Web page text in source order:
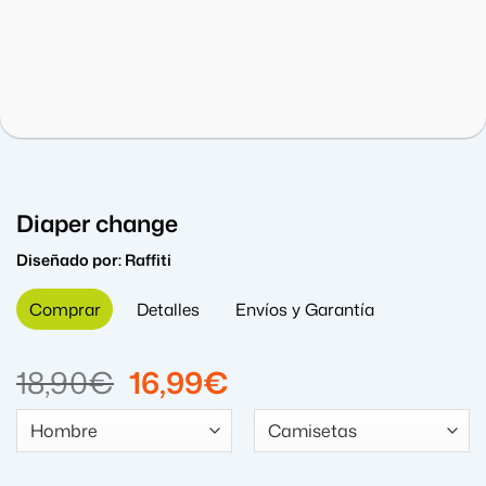
Diaper change
Diseñado por:Raffiti
Comprar Detalles Envíos y Garantía
18,90€ El
precio
original
16,99€
precio
actual